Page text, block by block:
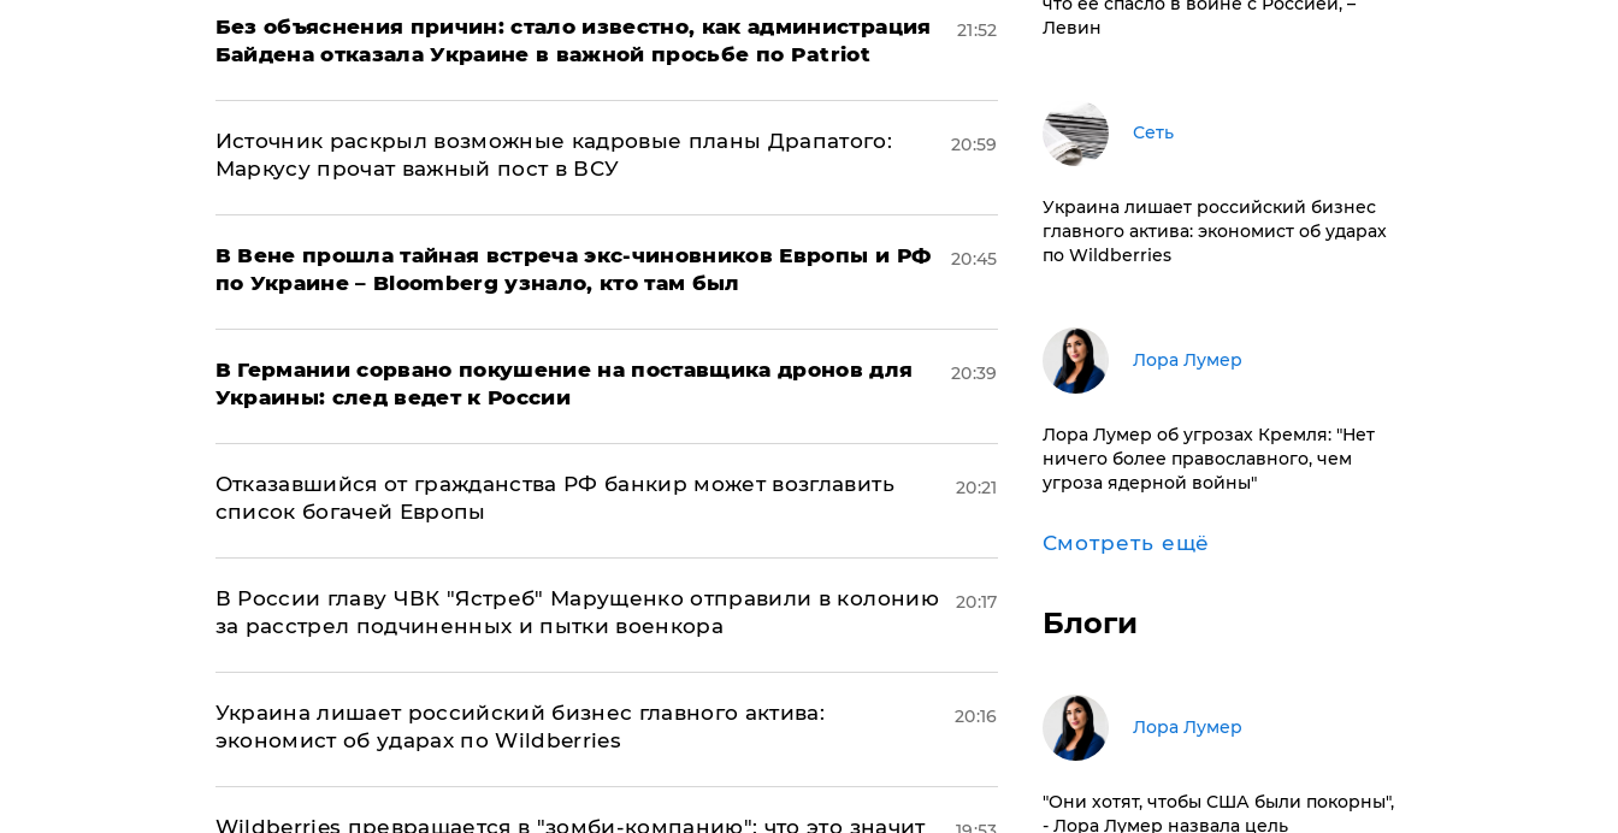
Без объяснения причин: стало известно, как администрация
Байдена отказала Украине в важной просьбе по Patriot
21:52
​Источник раскрыл возможные кадровые планы Драпатого:
Маркусу прочат важный пост в ВСУ
20:59
В Вене прошла тайная встреча экс-чиновников Европы и РФ
по Украине – Bloomberg узнало, кто там был
20:45
​В Германии сорвано покушение на поставщика дронов для
Украины: след ведет к России
20:39
Отказавшийся от гражданства РФ банкир может возглавить
список богачей Европы
20:21
В России главу ЧВК "Ястреб" Марущенко отправили в колонию
за расстрел подчиненных и пытки военкора
20:17
​Украина лишает российский бизнес главного актива:
экономист об ударах по Wildberries
20:16
Wildberries превращается в "зомби-компанию": что это значит
Левин
Сеть
​Украина лишает российский бизнес
главного актива: экономист об ударах
по Wildberries
​Лора Лумер
Лора Лумер об угрозах Кремля: "Нет
ничего более православного, чем
угроза ядерной войны"
Смотреть ещё
Блоги
​Лора Лумер
"Они хотят, чтобы США были покорны",
- Лора Лумер назвала цель